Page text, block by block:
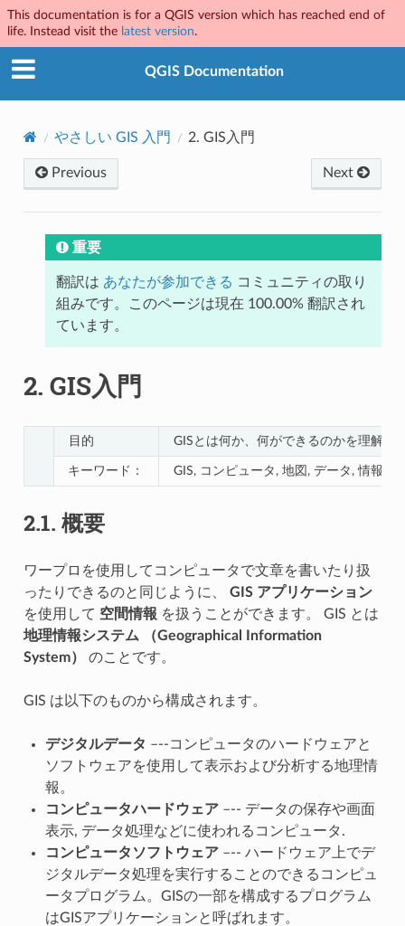
This documentation is for a QGIS version which has reached end of
life. Instead visit the latest version.
QGIS Documentation
やさしい GIS 入門 2. GIS入門
Previous Next
重要
翻訳は あなたが参加できる コミュニティの取り
組みです。このページは現在 100.00% 翻訳され
ています。
2. GIS入門
目的 GISとは何か、何ができるのかを理解す
キーワード： GIS, コンピュータ, 地図, データ, 情報シ
2.1. 概要
ワープロを使用してコンピュータで文章を書いたり扱
ったりできるのと同じように、 GIS アプリケーション
を使用して 空間情報 を扱うことができます。 GIS とは
地理情報システム （Geographical Information
System）
のことです。
GIS は以下のものから構成されます。
デジタルデータ –--コンピュータのハードウェアと
ソフトウェアを使用して表示および分析する地理情
報。
コンピュータハードウェア–-- データの保存や画面
表示, データ処理などに使われるコンピュータ.
コンピュータソフトウェア–-- ハードウェア上でデ
ジタルデータ処理を実行することのできるコンピュ
ータプログラム。GISの一部を構成するプログラム
はGISアプリケーションと呼ばれます。